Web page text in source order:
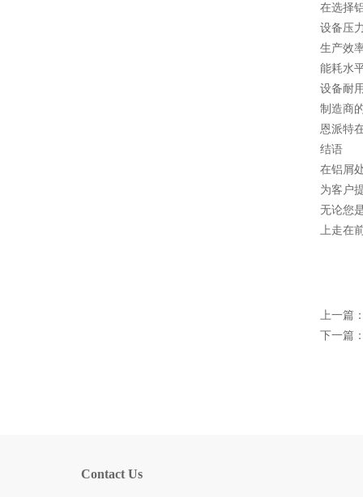
在选择
设备压
生产效
能耗水
设备耐
制造商
恩派特
结语
在铝屑
为客户
无论您
上走在
上一篇
下一篇
Contact Us